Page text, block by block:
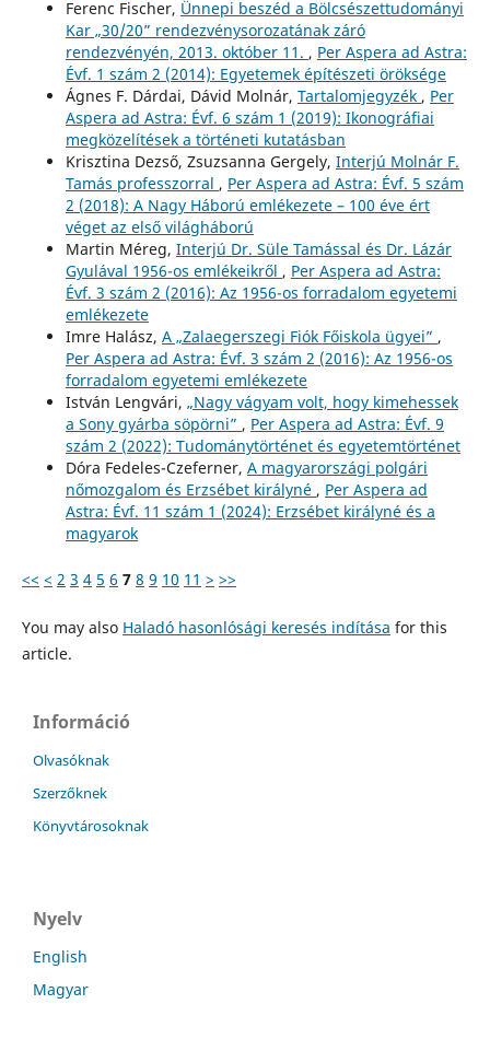
Ferenc Fischer, Ünnepi beszéd a Bölcsészettudományi
Kar „30/20” rendezvénysorozatának záró
rendezvényén, 2013. október 11. , Per Aspera ad Astra:
Évf. 1 szám 2 (2014): Egyetemek építészeti öröksége
Ágnes F. Dárdai, Dávid Molnár, Tartalomjegyzék , Per
Aspera ad Astra: Évf. 6 szám 1 (2019): Ikonográfiai
megközelítések a történeti kutatásban
Krisztina Dezső, Zsuzsanna Gergely, Interjú Molnár F.
Tamás professzorral , Per Aspera ad Astra: Évf. 5 szám
2 (2018): A Nagy Háború emlékezete – 100 éve ért
véget az első világháború
Martin Méreg, Interjú Dr. Süle Tamással és Dr. Lázár
Gyulával 1956-os emlékeikről , Per Aspera ad Astra:
Évf. 3 szám 2 (2016): Az 1956-os forradalom egyetemi
emlékezete
Imre Halász, A „Zalaegerszegi Fiók Főiskola ügyei” ,
Per Aspera ad Astra: Évf. 3 szám 2 (2016): Az 1956-os
forradalom egyetemi emlékezete
István Lengvári, „Nagy vágyam volt, hogy kimehessek
a Sony gyárba söpörni” , Per Aspera ad Astra: Évf. 9
szám 2 (2022): Tudománytörténet és egyetemtörténet
Dóra Fedeles-Czeferner, A magyarországi polgári
nőmozgalom és Erzsébet királyné , Per Aspera ad
Astra: Évf. 11 szám 1 (2024): Erzsébet királyné és a
magyarok
<< < 2 3 4 5 6 7 8 9 10 11 > >>
You may also Haladó hasonlósági keresés indítása for this
article.
Információ
Olvasóknak
Szerzőknek
Könyvtárosoknak
Nyelv
English
Magyar